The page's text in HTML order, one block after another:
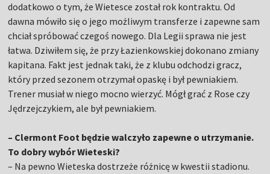
dodatkowo o tym, że Wietesce został rok kontraktu. Od
dawna mówiło się o jego możliwym transferze i zapewne sam
chciał spróbować czegoś nowego. Dla Legii sprawa nie jest
łatwa. Dziwiłem się, że przy Łazienkowskiej dokonano zmiany
kapitana. Fakt jest jednak taki, że z klubu odchodzi gracz,
który przed sezonem otrzymał opaskę i był pewniakiem.
Trener musiał w niego mocno wierzyć. Mógł grać z Rose czy
Jędrzejczykiem, ale był pewniakiem.
– Clermont Foot będzie walczyło zapewne o utrzymanie.
To dobry wybór Wieteski?
– Na pewno Wieteska dostrzeże różnicę w kwestii stadionu.